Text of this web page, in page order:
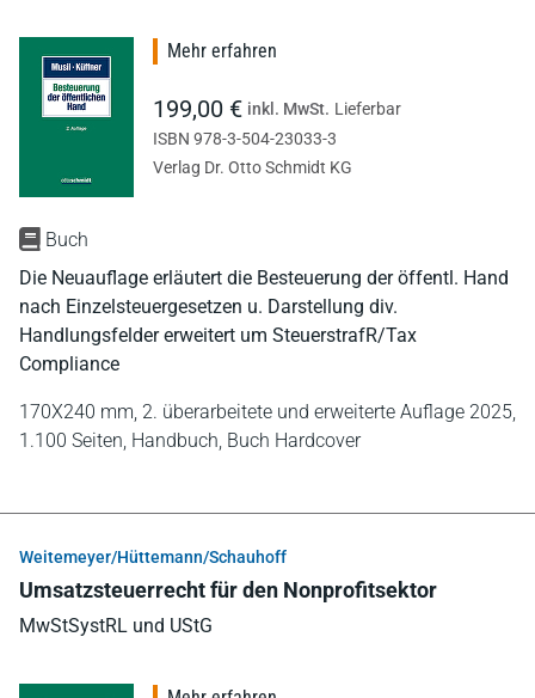
Buch
Die Neuauflage erläutert die Besteuerung der öffentl. Hand
nach Einzelsteuergesetzen u. Darstellung div.
Handlungsfelder erweitert um SteuerstrafR/Tax
Compliance
170X240 mm, 2. überarbeitete und erweiterte Auflage 2025,
1.100 Seiten, Handbuch, Buch Hardcover
Mehr erfahren
199,00 € inkl. MwSt. Lieferbar
ISBN 978-3-504-23033-3
Verlag Dr. Otto Schmidt KG
Weitemeyer/Hüttemann/Schauhoff
Umsatzsteuerrecht für den Nonprofitsektor
MwStSystRL und UStG